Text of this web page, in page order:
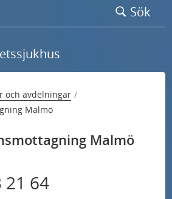
Sök
meny
och avdelningar
Malmö
Malmö
21 64